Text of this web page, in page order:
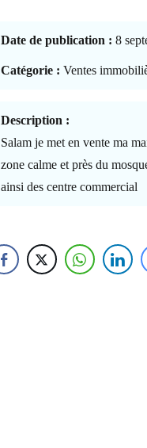
Date de publication : 8
Catégorie : Ventes
Description :
Salam je met en vente ma
zone calme et près du
ainsi des centre commercial